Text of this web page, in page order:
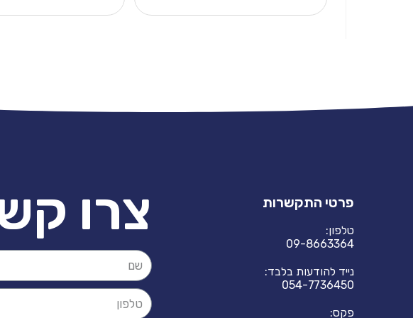
פרטי התקשרות
טלפון:
09-8663364
נייד להודעות בלבד:
054-7736450
פקס:
צרו